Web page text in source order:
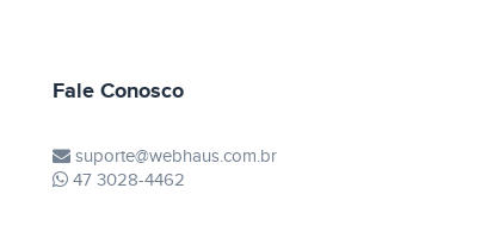
Fale Conosco
suporte@webhaus.com.br
47 3028-4462